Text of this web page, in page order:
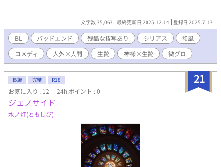
文字数 35,063 最終更新日 2025.12.14 登録日 2025.7.13
BL バッドエンド 残酷な描写あり シリアス
和風
コメディ
人外×人間 生贄 神様×生贄 微グロ
21
長編 完結 R18
お気に入り : 12 24h.ポイント : 0
ジェノサイド
水ノ灯(ともしび)